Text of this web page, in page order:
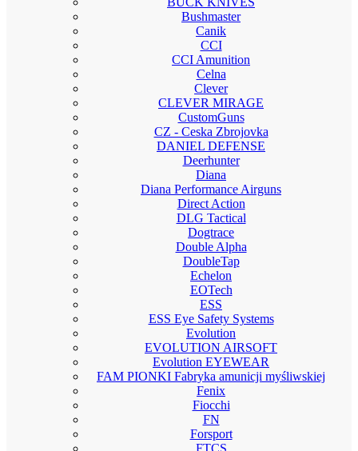
Bushmaster
Canik
CCI
CCI Amunition
Celna
Clever
CLEVER MIRAGE
CustomGuns
CZ - Ceska Zbrojovka
DANIEL DEFENSE
Deerhunter
Diana
Diana Performance Airguns
Direct Action
DLG Tactical
Dogtrace
Double Alpha
DoubleTap
Echelon
EOTech
ESS
ESS Eye Safety Systems
Evolution
EVOLUTION AIRSOFT
Evolution EYEWEAR
FAM PIONKI Fabryka amunicji myśliwskiej
Fenix
Fiocchi
FN
Forsport
FTCS